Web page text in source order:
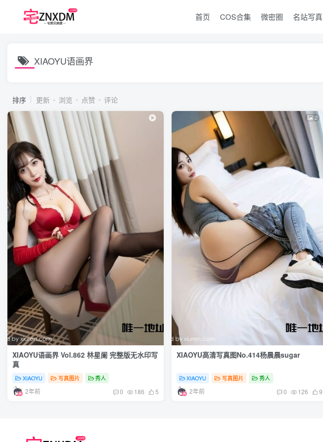
首页 COS合集 微密圈 名站写真
XIAOYU语画界
排序 更新 浏览 点赞 评论
XIAOYU语画界 Vol.862 林星阑 完整版无水印写
真
XIAOYU 写真图片 秀人
2年前 0 186 5
2
XIAOYU高清写真图No.414杨晨晨sugar
XIAOYU 写真图片 秀人
2年前 0 126 9